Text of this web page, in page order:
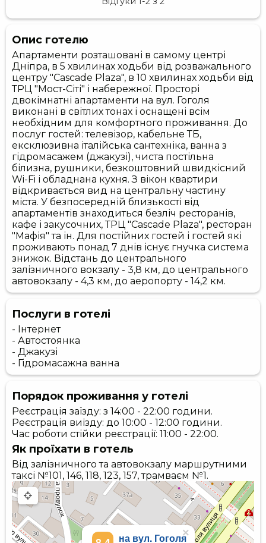
Опис готелю
Апартаменти розташовані в самому центрі
Дніпра, в 5 хвилинах ходьби від розважального
центру "Cascade Plaza", в 10 хвилинах ходьби від
ТРЦ "Мост-Сіті" і набережної. Просторі
двокімнатні апартаменти на вул. Гоголя
виконані в світлих тонах і оснащені всім
необхідним для комфортного проживання. До
послуг гостей: телевізор, кабельне ТБ,
ексклюзивна італійська сантехніка, ванна з
гідромасажем (джакузі), чиста постільна
білизна, рушники, безкоштовний швидкісний
Wi-Fi і обладнана кухня. З вікон квартири
відкривається вид на центральну частину
міста. У безпосередній близькості від
апартаментів знаходиться безліч ресторанів,
кафе і закусочних, ТРЦ "Cascade Plaza", ресторан
"Мафія" та ін. Для постійних гостей і гостей які
проживають понад 7 днів існує гнучка система
знижок. Відстань до центрального
залізничного вокзалу - 3,8 км, до центрального
автовокзалу - 4,3 км, до аеропорту - 14,2 км.
Послуги в готелі
- Інтернет
- Автостоянка
- Джакузі
- Гідромасажна ванна
Порядок проживання у готелі
Реєстрація заїзду: з 14:00 - 22:00 години.
Реєстрація виїзду: до 10:00 - 12:00 години.
Час роботи стійки реєстрації: 11:00 - 22:00.
Як проїхати в готель
Від залізничного та автовокзалу маршрутними
таксі №101, 146, 118, 123, 157, трамваєм №1.
на вул. Гоголя×